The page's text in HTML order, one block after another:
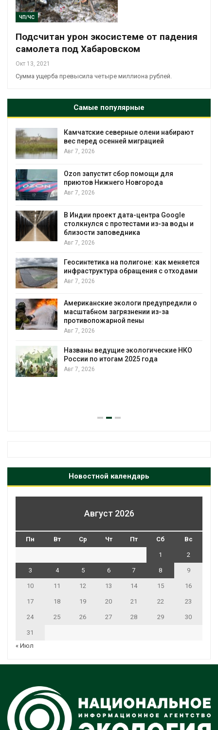
ЧП/ЧС
Подсчитан урон экосистеме от падения
самолета под Хабаровском
Окт 13, 2021
Сумма ущерба превысила четыре миллиона рублей.
Самые популярные
Камчатские северные олени набирают
вес перед осенней миграцией
Авг 7, 2026
Ozon запустит сбор помощи для
приютов Нижнего Новгорода
Авг 7, 2026
В Индии проект дата-центра Google
столкнулся с протестами из-за воды и
близости заповедника
Авг 7, 2026
Геосинтетика на полигоне: как меняется
инфраструктура обращения с отходами
Авг 7, 2026
Американские экологи предупредили о
масштабном загрязнении из-за
противопожарной пены
Авг 7, 2026
Названы ведущие экологические НКО
России по итогам 2025 года
Авг 7, 2026
Новостной календарь
Август 2026
Пн Вт Ср Чт Пт Сб Вс
1 2
3 4 5 6 7 8 9
10 11 12 13 14 15 16
17 18 19 20 21 22 23
24 25 26 27 28 29 30
31
« Июл